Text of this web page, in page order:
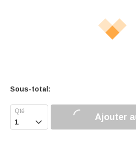
Sous-total:
 Ajouter